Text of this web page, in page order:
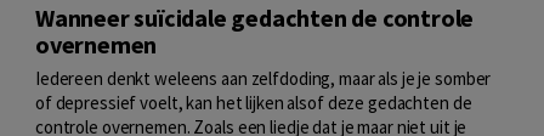
Wanneer suïcidale gedachten de controle
overnemen
Iedereen denkt weleens aan zelfdoding, maar als je je somber
of depressief voelt, kan het lijken alsof deze gedachten de
controle overnemen. Zoals een liedje dat je maar niet uit je